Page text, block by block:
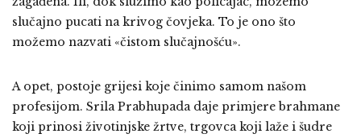
slučajno pucati na krivog čovjeka. To je ono što
možemo nazvati «čistom slučajnošću».
A opet, postoje grijesi koje činimo samom našom
profesijom. Srila Prabhupada daje primjere brahmane
koji prinosi životinjske žrtve, trgovca koji laže i šudre